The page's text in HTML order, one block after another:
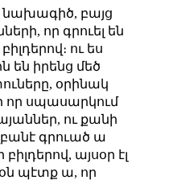
նախագիծ, բայց
որ գրուել են
ու ես
են իրենց մեծ
օրինակ
որ սպասարկում
ու քանի
գրուած ա
բիլդերով, այսօր էլ
պէտք ա, որ